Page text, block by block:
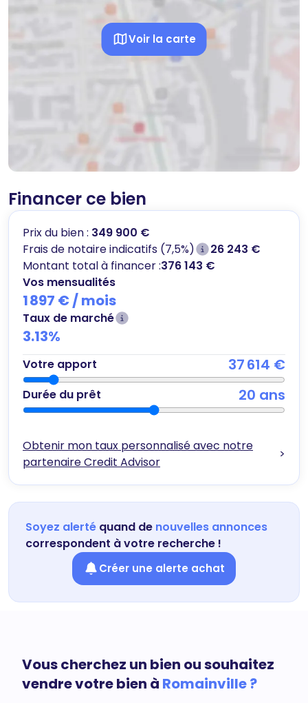
Voir la carte
Financer ce bien
Prix du bien : 349 900 €
Frais de notaire indicatifs (7,5%)
26 243 €
Montant total à financer :376 143 €
Vos mensualités
1 897 € / mois
Taux de marché
3.13%
Votre apport 37 614 €
Durée du prêt 20 ans
Obtenir mon taux personnalisé avec notre
partenaire Credit Advisor
>
Soyez alerté quand de nouvelles annonces
correspondent à votre recherche !
Créer une alerte achat
Vous cherchez un bien ou souhaitez
vendre votre bien à Romainville ?